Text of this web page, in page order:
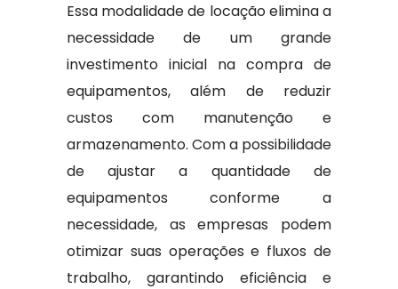
Essa modalidade de locação elimina a
necessidade de um grande
investimento inicial na compra de
equipamentos, além de reduzir
custos com manutenção e
armazenamento. Com a possibilidade
de ajustar a quantidade de
equipamentos conforme a
necessidade, as empresas podem
otimizar suas operações e fluxos de
trabalho, garantindo eficiência e